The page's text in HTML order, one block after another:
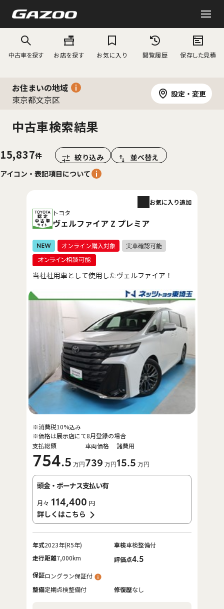
中古車を探す お店を探す お気に入り 閲覧履歴 保存した見積
お住まいの地域
東京都文京区
設定・変更
中古車検索結果
15,837 絞り込み
並べ替え
アイコン・表記項目について
トヨタ
ヴェルファイア Z プレミア
お気に入り追加
当社社用車として使用したヴェルファイア！
支払総額
754.5 万円
車両価格
739 万円
諸費用
15.5 万円
※消費税10%込み
※価格は展示店にて8月登録の場合
頭金・ボーナス支払い有
月々 114,400 円
詳しくはこちら
年式2023年(R5年) 車検車検整備付
走行距離7,000km 評価点4.5
保証ロングラン保証付
整備定期点検整備付 修復歴なし